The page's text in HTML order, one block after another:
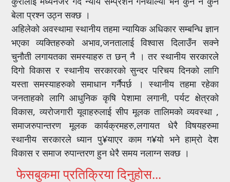
बेला प्रश्न उठ्न सक्छ ।
अहिलेको अवस्थामा स्थानीय तहमा न्यायिक अधिकार सम्बन्धि ज्ञान
भएका व्यक्तिहरुको अभाव,जनतालाई विश्वास दिलाउँन सक्ने
चुनौती लगायतका समस्याहरु त छन् नै । तर स्थानीय सरकारले
दिगो विकास र स्थानीय सरकारको सुन्दर परिचय दिनको लागि
यस्ता समस्याहरुको समाधान गर्नैपर्छ । स्थानीय तहमा रहेका
जनताहको लागि आधुनिक कृषि पेशामा लगानी, पर्यट क्षेत्रको
विकास, व्यरोजगारी यूवाहरुलाई सीप मूलक तालिमको व्यवस्था ,
समाजरुपान्तरण मूलक कार्यक्रमहरु,लगायत धेरै विषयहरुमा
स्थानीय सरकारले ध्यान पु¥याएर काम ग¥यो भने हाम्रो देश
विकास र समाज रुपान्तरण हुन धेरै समय नलाग्न सक्छ ।
फेसबुकमा प्रतिक्रिया दिनुहोस...